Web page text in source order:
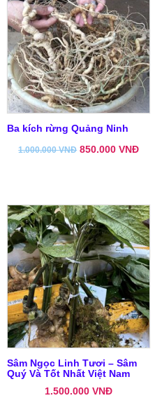
Ba kích rừng Quảng Ninh
1.000.000VNĐ 850.000VNĐ
Sâm Ngọc Linh Tươi – Sâm
Quý Và Tốt Nhất Việt Nam
1.500.000VNĐ